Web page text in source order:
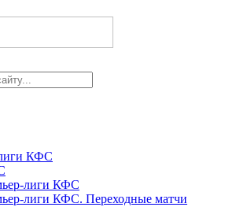
КФС
лиги КФС
лиги КФС. Переходные матчи